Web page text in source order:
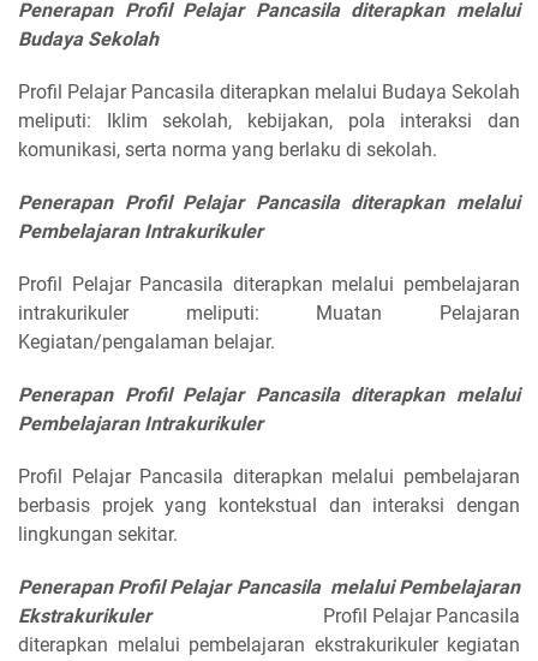
Penerapan Profil Pelajar Pancasila diterapkan melalui
Budaya Sekolah
Profil Pelajar Pancasila diterapkan melalui Budaya Sekolah
meliputi: Iklim sekolah, kebijakan, pola interaksi dan
komunikasi, serta norma yang berlaku di sekolah.
Penerapan Profil Pelajar Pancasila diterapkan melalui
Pembelajaran Intrakurikuler
Profil Pelajar Pancasila diterapkan melalui pembelajaran
intrakurikuler meliputi: Muatan Pelajaran
Kegiatan/pengalaman belajar.
Penerapan Profil Pelajar Pancasila diterapkan melalui
Pembelajaran Intrakurikuler
Profil Pelajar Pancasila diterapkan melalui pembelajaran
berbasis projek yang kontekstual dan interaksi dengan
lingkungan sekitar.
Penerapan Profil Pelajar Pancasila melalui Pembelajaran
EkstrakurikulerProfil Pelajar Pancasila
diterapkan melalui pembelajaran ekstrakurikuler kegiatan